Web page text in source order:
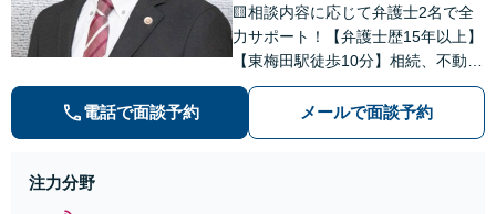
🟨相談内容に応じて弁護士2名で全
力サポート！【弁護士歴15年以上】
【東梅田駅徒歩10分】相続、不動
産、売掛金の回収など多数の実績あ
り◎誠実＆丁寧なサポートを心がけ
ます。個人、法人問わずお気軽にご
電話で面談予約 メールで面談予約
注力分野